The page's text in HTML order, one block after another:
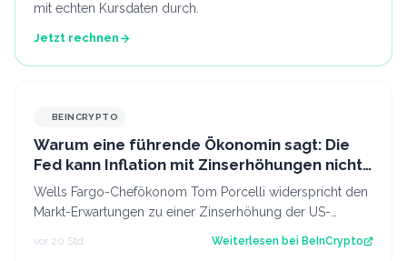
mit echten Kursdaten durch.
Jetzt rechnen
BEINCRYPTO
Warum eine führende Ökonomin sagt: Die
Fed kann Inflation mit Zinserhöhungen nicht
besiegen
Wells Fargo-Chefökonom Tom Porcelli widerspricht den
Markt-Erwartungen zu einer Zinserhöhung der US-
Notenbank (Fed). Er geht davon aus, dass…
vor 20 Std. Weiterlesen bei BeInCrypto